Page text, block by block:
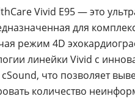
Vivid E95 — это
для
режим 4D
линейки Vivid с
что позволяет
количество